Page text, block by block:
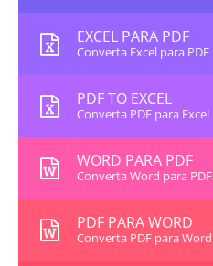
EXCEL PARA PDF
Converta Excel para PDF
PDF TO EXCEL
Converta PDF para Excel
WORD PARA PDF
Converta Word para PDF
PDF PARA WORD
Converta PDF para Word